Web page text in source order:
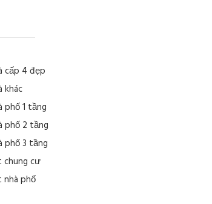
cấp 4 đẹp
khác
phố 1 tầng
phố 2 tầng
phố 3 tầng
cư
phố